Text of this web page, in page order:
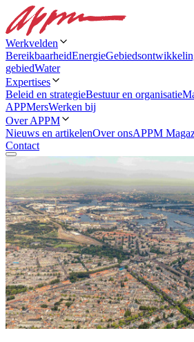
Werkvelden
BereikbaarheidEnergie
gebiedWater
Expertises
Beleid en strategieBestuur en organisatie
APPMersWerken bij
Over APPM
Nieuws en artikelenOver onsAPPM
Contact